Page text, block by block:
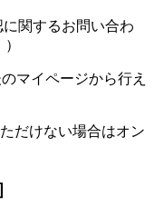
関するお問い合わ
マイページから行え
だけない場合はオン